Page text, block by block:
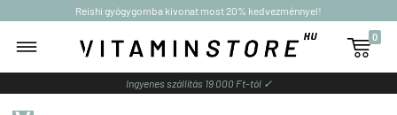
Reishi gyógygomba kivonat most 20% kedvezménnyel!

0
Ingyenes szállítás 19 000 Ft-tól ✓